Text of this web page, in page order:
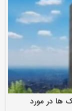
مدیرعامل بیمه
ها در مورد